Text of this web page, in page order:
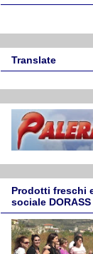
Translate
Prodotti freschi
sociale DORASS